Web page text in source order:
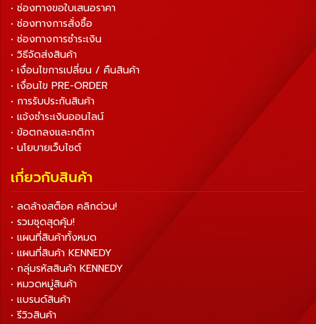
• ช่องทางขอใบเสนอราคา
• ช่องทางการสั่งซื้อ
• ช่องทางการชำระเงิน
• วิธีจัดส่งสินค้า
• เงื่อนไขการเปลี่ยน / คืนสินค้า
• เงื่อนไข PRE-ORDER
• การรับประกันสินค้า
• แจ้งชำระเงินออนไลน์
• ข้อตกลงและกติกา
• นโยบายเว็บไซต์
เกี่ยวกับสินค้า
• ลดล้างสต็อค คลิกด่วน!
• รวมชุดสุดคุ้ม!
• แผนที่สินค้าทั้งหมด
• แผนที่สินค้า KENNEDY
• กลุ่มรหัสสินค้า KENNEDY
• หมวดหมู่สินค้า
• แบรนด์สินค้า
• รีวิวสินค้า